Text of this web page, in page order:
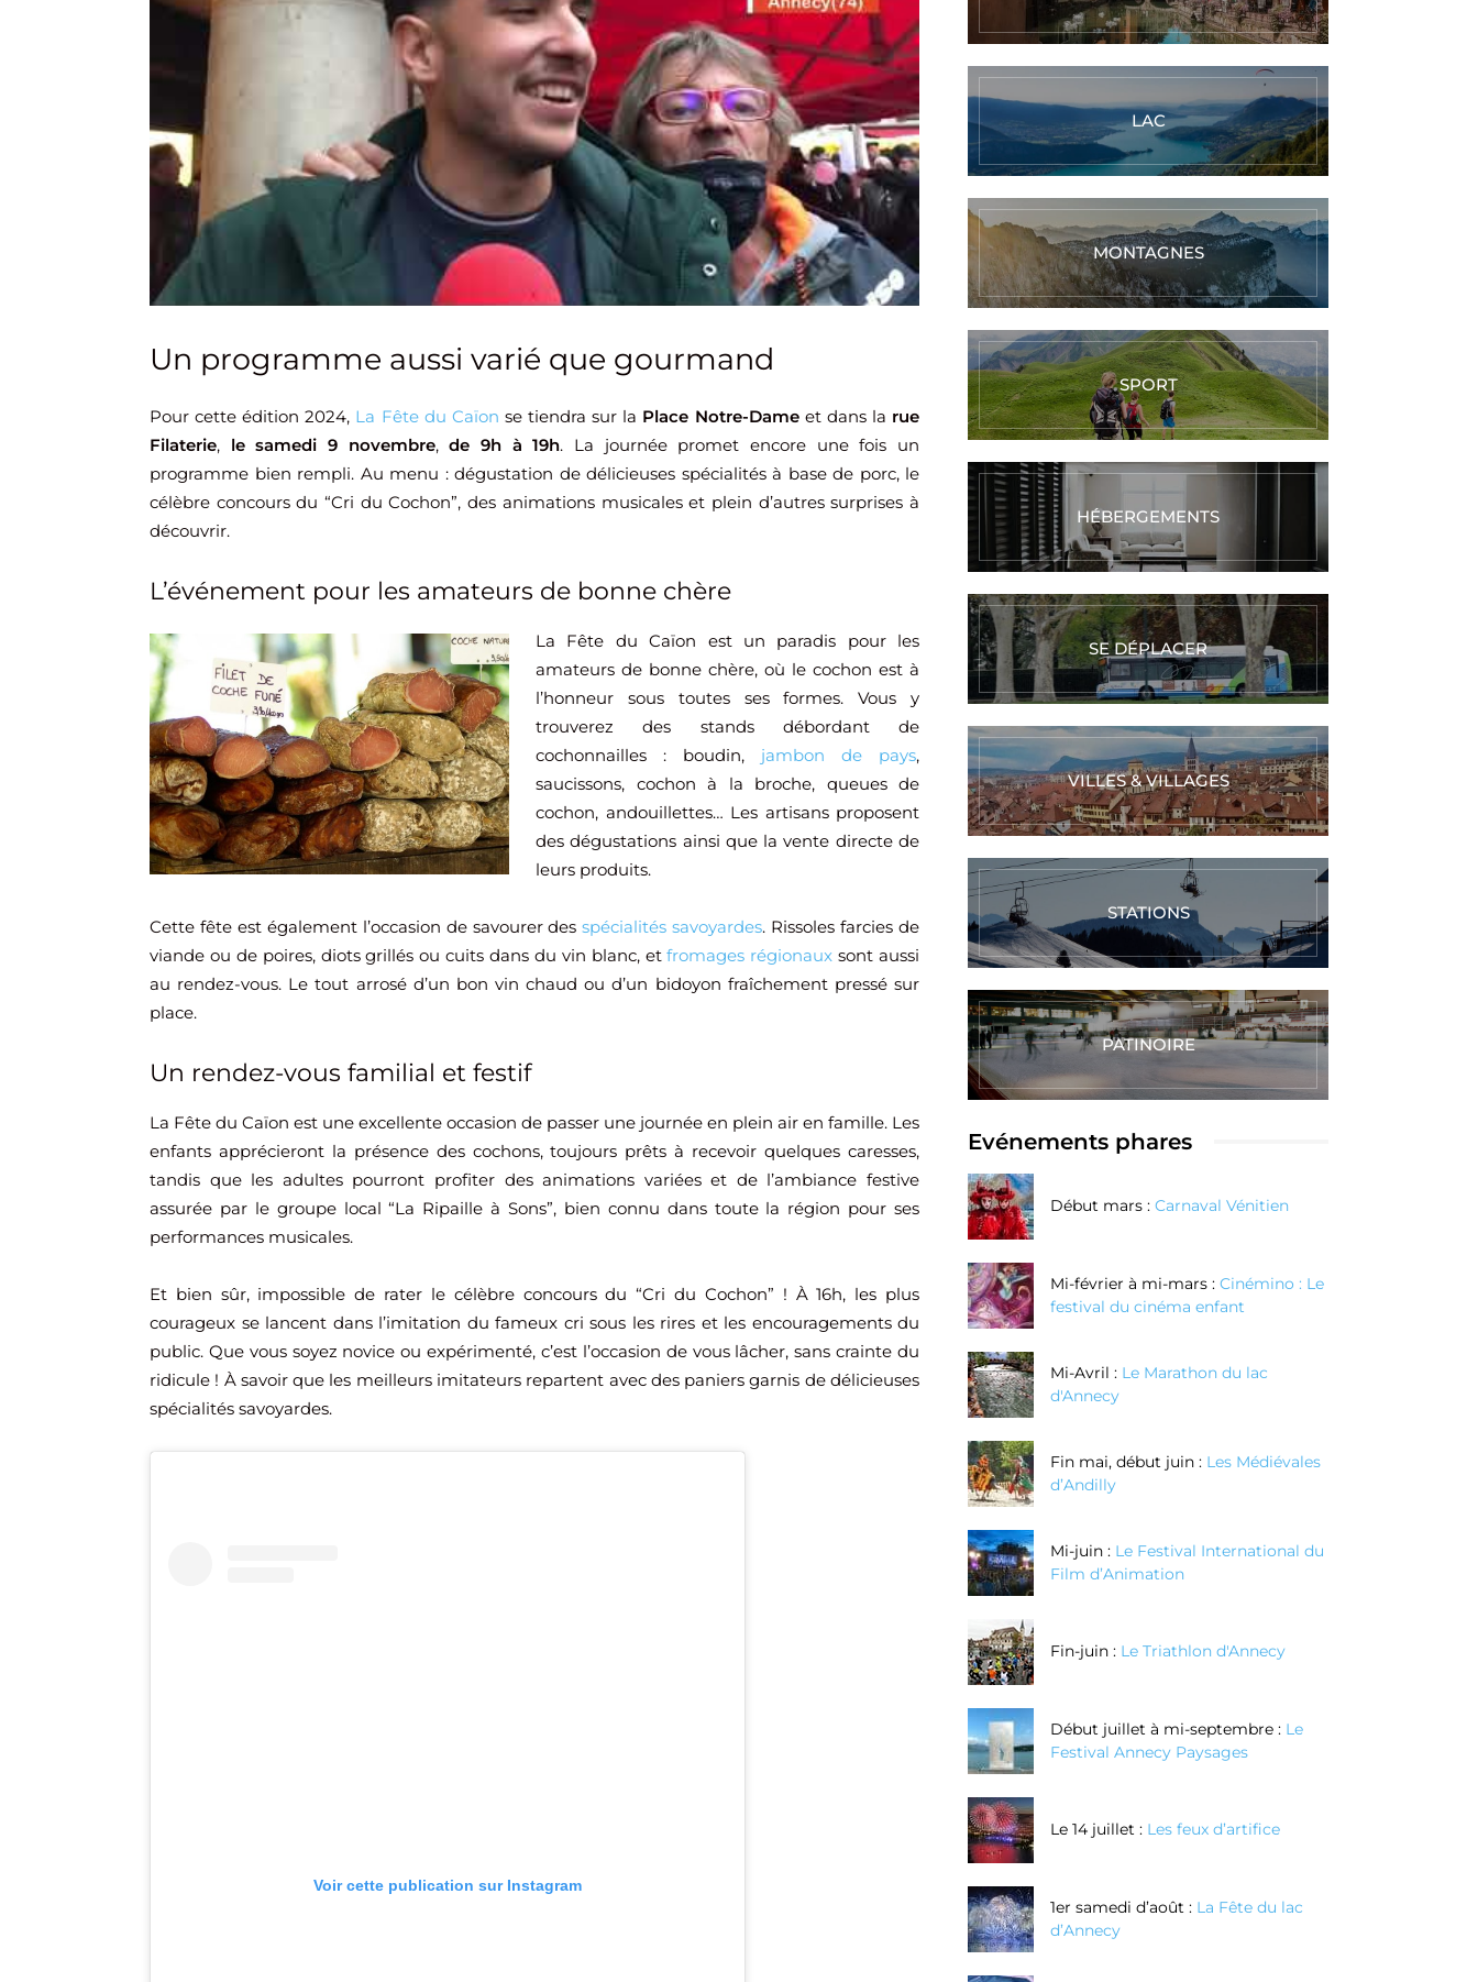
Un programme aussi varié que gourmand
Pour cette édition 2024, La Fête du Caïon se tiendra sur la Place Notre-Dameet dans la rue
Filaterie, le samedi 9 novembre,de 9h à 19h. La journée promet encore une fois un
programme bien rempli. Au menu : dégustation de délicieuses spécialités à base de porc, le
célèbre concours du “Cri du Cochon”, des animations musicales et plein d’autres surprises à
découvrir.
L’événement pour les amateurs de bonne chère
La Fête du Caïon est un paradis pour les
amateurs de bonne chère, où le cochon est à
l’honneur sous toutes ses formes. Vous y
trouverez des stands débordant de
cochonnailles : boudin, jambon de pays,
saucissons, cochon à la broche, queues de
cochon, andouillettes… Les artisans proposent
des dégustations ainsi que la vente directe de
leurs produits.
Cette fête est également l’occasion de savourer desspécialités savoyardes. Rissoles farcies de
viande ou de poires, diots grillés ou cuits dans du vin blanc, etfromages régionaux sont aussi
au rendez-vous. Le tout arrosé d’un bon vin chaud ou d’un bidoyon fraîchement pressé sur
place.
Un rendez-vous familial et festif
La Fête du Caïon est une excellente occasion de passer une journée en plein air en famille. Les
enfants apprécieront la présence des cochons, toujours prêts à recevoir quelques caresses,
tandis que les adultes pourront profiter des animations variées et de l’ambiance festive
assurée par le groupe local “La Ripaille à Sons”, bien connu dans toute la région pour ses
performances musicales.
Et bien sûr, impossible de rater le célèbre concours du “Cri du Cochon” ! À 16h, les plus
courageux se lancent dans l’imitation du fameux cri sous les rires et les encouragements du
public. Que vous soyez novice ou expérimenté, c’est l’occasion de vous lâcher, sans crainte du
ridicule ! À savoir que les meilleurs imitateurs repartent avec des paniers garnis de délicieuses
spécialités savoyardes.
Voir cette publication sur Instagram
LAC
MONTAGNES
SPORT
HÉBERGEMENTS
SE DÉPLACER
VILLES & VILLAGES
STATIONS
PATINOIRE
Evénements phares
Début mars : Carnaval Vénitien
Mi-février à mi-mars : Cinémino : Le
festival du cinéma enfant
Mi-Avril : Le Marathon du lac
d'Annecy
Fin mai, début juin : Les Médiévales
d’Andilly
Mi-juin : Le Festival International du
Film d’Animation
Fin-juin : Le Triathlon d'Annecy
Début juillet à mi-septembre : Le
Festival Annecy Paysages
Le 14 juillet : Les feux d’artifice
1er samedi d’août : La Fête du lac
d’Annecy